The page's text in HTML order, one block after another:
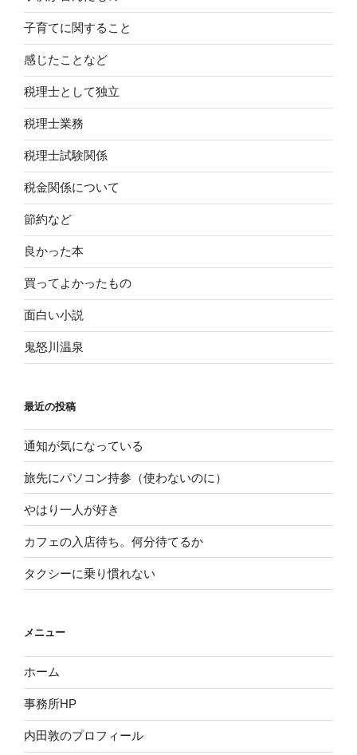
子育てに関すること
感じたことなど
税理士として独立
税理士業務
税理士試験関係
税金関係について
節約など
良かった本
買ってよかったもの
面白い小説
鬼怒川温泉
最近の投稿
通知が気になっている
旅先にパソコン持参（使わないのに）
やはり一人が好き
カフェの入店待ち。何分待てるか
タクシーに乗り慣れない
メニュー
ホーム
事務所HP
内田敦のプロフィール